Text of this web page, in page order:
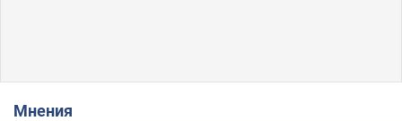
Мнения